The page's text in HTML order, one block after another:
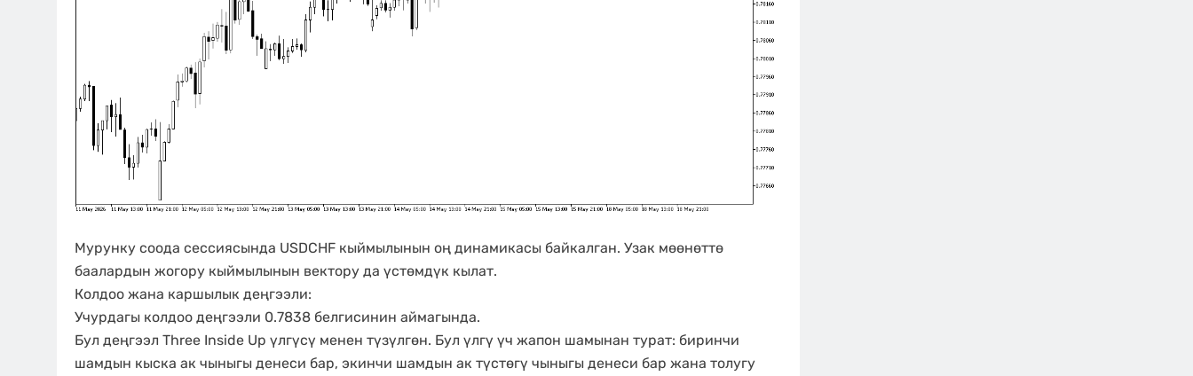
Мурунку соода сессиясында USDCHF кыймылынын оң динамикасы байкалган. Узак мөөнөттө
баалардын жогору кыймылынын вектору да үстөмдүк кылат.
Колдоо жана каршылык деңгээли:
Учурдагы колдоо деңгээли 0.7838 белгисинин аймагында.
Бул деңгээл Three Inside Up үлгүсү менен түзүлгөн. Бул үлгү үч жапон шамынан турат: биринчи
шамдын кыска ак чыныгы денеси бар, экинчи шамдын ак түстөгү чыныгы денеси бар жана толугу